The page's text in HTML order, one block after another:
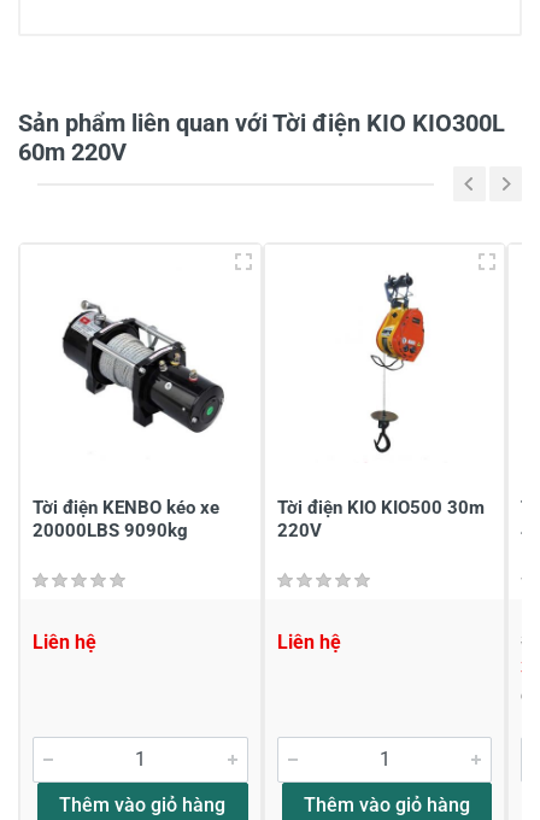
Sản phẩm liên quan với Tời điện KIO KIO300L
60m 220V
Tời điện KENBO kéo xe
20000LBS 9090kg
Liên hệ
Thêm vào giỏ hàng
Tời điện KIO KIO500 30m
220V
Liên hệ
Thêm vào giỏ hàng